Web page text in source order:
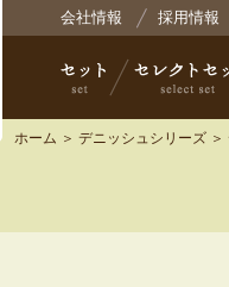
株式会社
会社情報 採用情報
ホーム ＞ デニッシュシリーズ